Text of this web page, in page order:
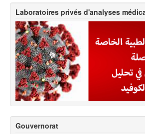
Laboratoires privés d'analyses
Gouvernorat